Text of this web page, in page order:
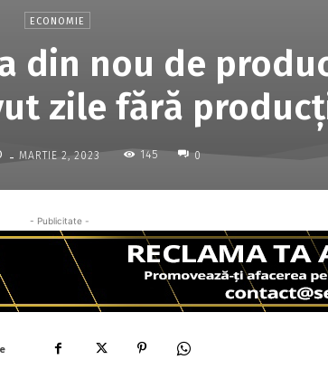
ECONOMIE
din nou de
zile fără
- MARTIE 2, 2023 145 0
- Publicitate -